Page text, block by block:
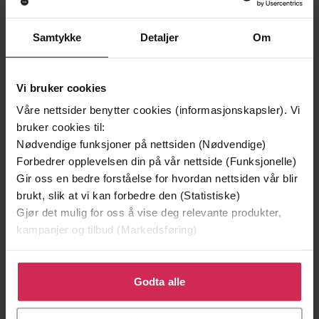
Samtykke Detaljer Om
Vi bruker cookies
Våre nettsider benytter cookies (informasjonskapsler). Vi
bruker cookies til:
Nødvendige funksjoner på nettsiden (Nødvendige)
Forbedrer opplevelsen din på vår nettside (Funksjonelle)
Gir oss en bedre forståelse for hvordan nettsiden vår blir
brukt, slik at vi kan forbedre den (Statistiske)
Gjør det mulig for oss å vise deg relevante produkter,
kampanjer og tilbud (Markedsføring)
Klikk på «Godta alle» for å gi oss ditt samtykke til å
bruke cookies for alle disse formålene. Du kan også
tilpasse ditt samtykke til spesifikke formål ved å klikke
Godta alle
149,-
Min historie
Petter Northug
EBOK
179,-
Gjert Ingebrigtsen
EBOK
Undertittel From the author of the Big Short